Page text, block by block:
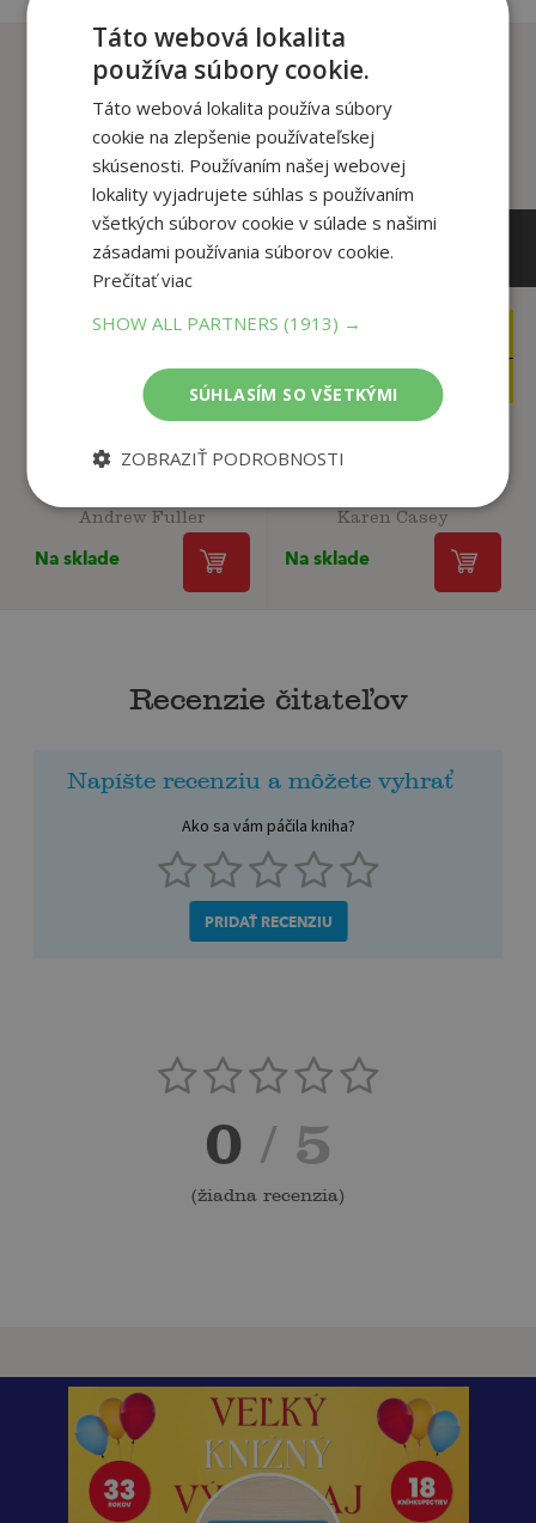
Zákazníci, ktorí si kúpili
tento titul si tiež kúpili
10
3,95
Najlepší život v
Andrew Fuller
Na sklade
20 vecí, ktoré viem
Karen Casey
Na sklade
Recenzie čitateľov
Napíšte recenziu a môžete vyhrať
Ako sa vám páčila kniha?
PRIDAŤ RECENZIU
0 / 5
(žiadna recenzia)
Táto webová lokalita
používa súbory cookie.
Táto webová lokalita používa súbory
cookie na zlepšenie používateľskej
skúsenosti. Používaním našej webovej
lokality vyjadrujete súhlas s používaním
všetkých súborov cookie v súlade s našimi
zásadami používania súborov cookie.
Prečítať viac
SHOW ALL PARTNERS(1913) →
SÚHLASÍM SO VŠETKÝMI
ZOBRAZIŤ PODROBNOSTI